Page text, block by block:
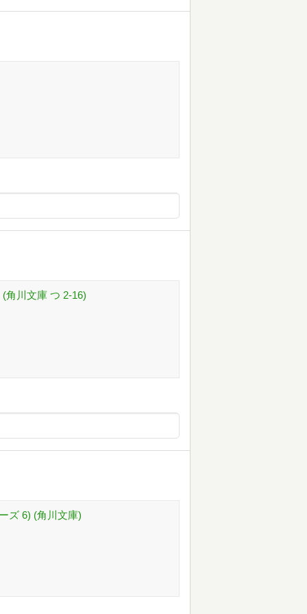
角川文庫 つ 2-16)
ズ 6) (角川文庫)